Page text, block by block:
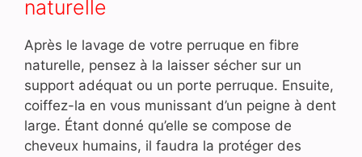
naturelle
Après le lavage de votre perruque en fibre
naturelle, pensez à la laisser sécher sur un
support adéquat ou un porte perruque. Ensuite,
coiffez-la en vous munissant d’un peigne à dent
large. Étant donné qu’elle se compose de
cheveux humains, il faudra la protéger des